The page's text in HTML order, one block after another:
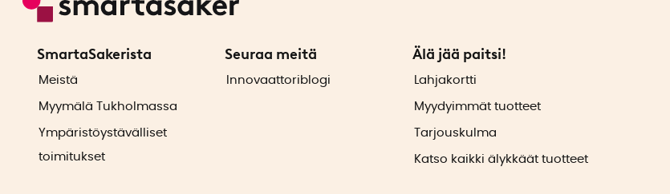
SmartaSakerista
Meistä
Myymälä Tukholmassa
Ympäristöystävälliset
toimitukset
Seuraa meitä
Innovaattoriblogi
Älä jää paitsi!
Lahjakortti
Myydyimmät tuotteet
Tarjouskulma
Katso kaikki älykkäät tuotteet